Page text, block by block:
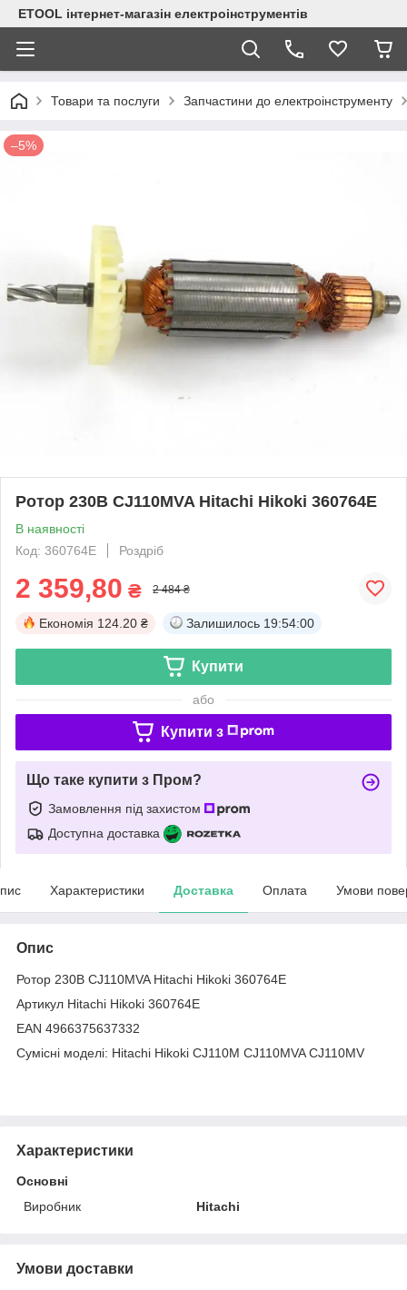
ETOOL інтернет-магазін електроінструментів
Товари та послуги Запчастини до електроінструменту
–5%
Ротор 230В CJ110MVA Hitachi Hikoki 360764E
В наявності
Код: 360764E
Роздріб
2 359,80 ₴ 2 484 ₴
Економія 124.20 ₴ Залишилось 19:54:00
Купити
або
Купити з
Що таке купити з Пром?
Замовлення під захистом
Доступна доставка
Характеристики Доставка Оплата Умови
Опис
Ротор 230В CJ110MVA Hitachi Hikoki 360764E
Артикул Hitachi Hikoki 360764E
EAN 4966375637332
Сумісні моделі: Hitachi Hikoki CJ110M CJ110MVA CJ110MV
Характеристики
Основні
Виробник
Hitachi
Умови доставки